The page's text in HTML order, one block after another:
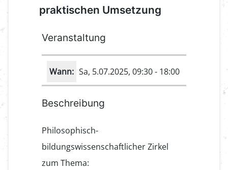
praktischen Umsetzung
Veranstaltung
Wann: Sa, 5.07.2025, 09:30- 18:00
Beschreibung
Philosophisch-
bildungswissenschaftlicher Zirkel
zum Thema: